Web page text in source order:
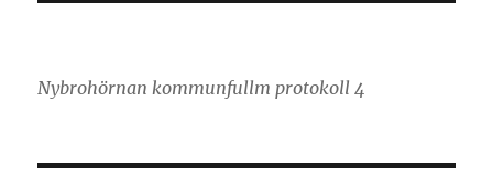
Nybrohörnan kommunfullm protokoll 4